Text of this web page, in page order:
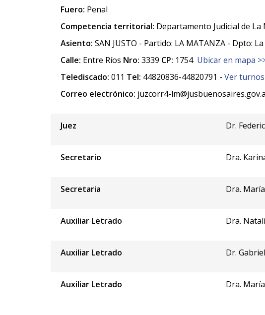
Fuero: Penal
Competencia territorial: Departamento Judicial de La
Asiento: SAN JUSTO - Partido: LA MATANZA - Dpto:
Calle: Entre Ríos Nro: 3339 CP: 1754 Ubicar en mapa
Telediscado: 011 Tel: 44820836-44820791 - Ver
Correo electrónico: juzcorr4-
Juez Dr.
Secretario Dra.
Secretaria Dra.
Auxiliar Letrado Dra.
Auxiliar Letrado Dr.
Auxiliar Letrado Dra.